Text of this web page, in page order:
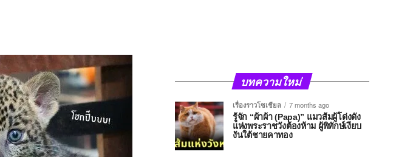
บทความใหม่
เรื่องราวโซเชียล
7 months ago
รู้จัก “ผ้าผ้า (Papa)” แมวส้มผู้โด่งดัง
แห่งพระราชวังต้องห้าม ผู้พิทักษ์เงียบ
งันใต้ชายคาทอง